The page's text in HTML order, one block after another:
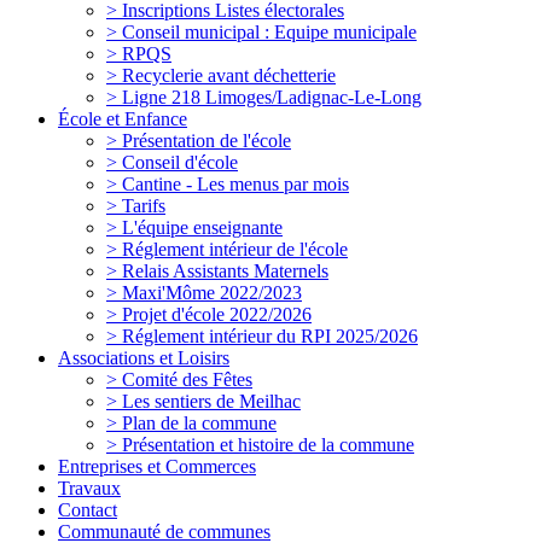
> Inscriptions Listes électorales
> Conseil municipal : Equipe municipale
> RPQS
> Recyclerie avant déchetterie
> Ligne 218 Limoges/Ladignac-Le-Long
École et Enfance
> Présentation de l'école
> Conseil d'école
> Cantine - Les menus par mois
> Tarifs
> L'équipe enseignante
> Réglement intérieur de l'école
> Relais Assistants Maternels
> Maxi'Môme 2022/2023
> Projet d'école 2022/2026
> Réglement intérieur du RPI 2025/2026
Associations et Loisirs
> Comité des Fêtes
> Les sentiers de Meilhac
> Plan de la commune
> Présentation et histoire de la commune
Entreprises et Commerces
Travaux
Contact
Communauté de communes